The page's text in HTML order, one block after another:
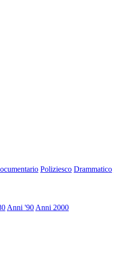
Poliziesco Drammatico
Anni '90 Anni 2000